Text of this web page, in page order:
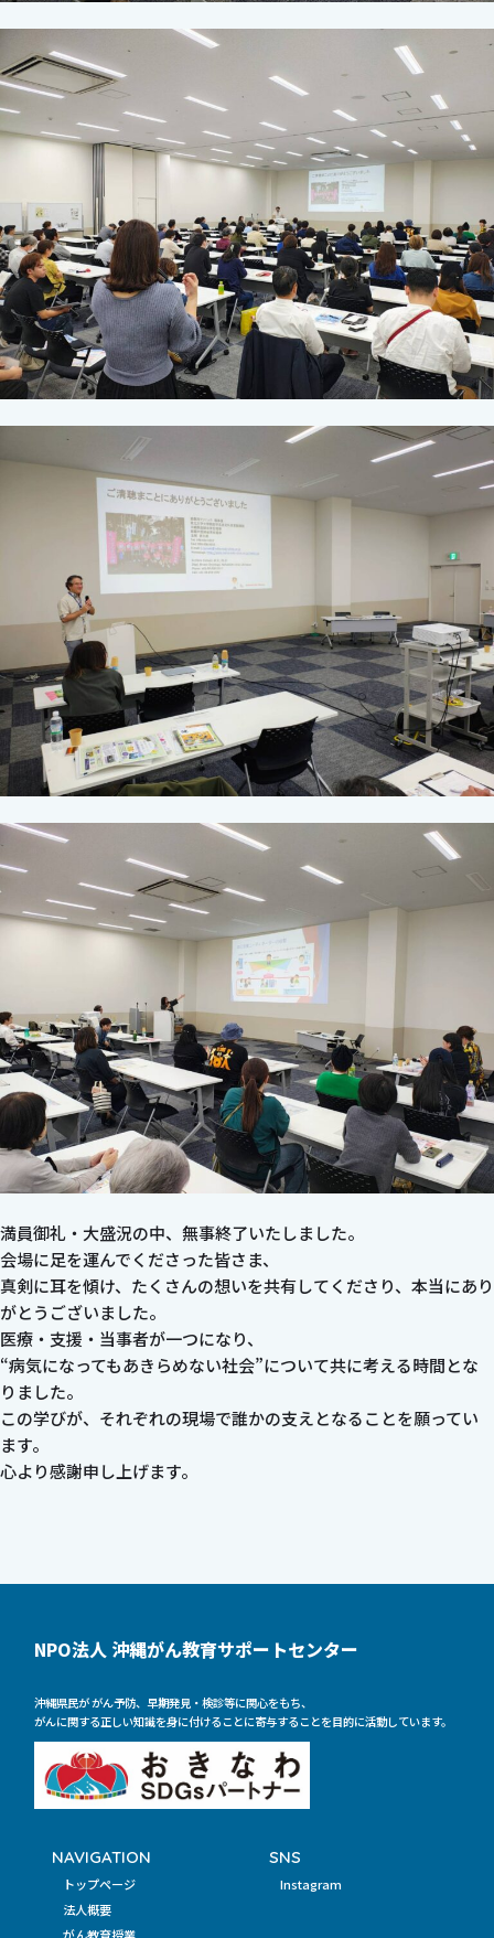
満員御礼・大盛況の中、無事終了いたしました。
会場に足を運んでくださった皆さま、
真剣に耳を傾け、たくさんの想いを共有してくださり、本当にあり
がとうございました。
医療・支援・当事者が一つになり、
“病気になってもあきらめない社会”について共に考える時間とな
りました。
この学びが、それぞれの現場で誰かの支えとなることを願ってい
ます。
心より感謝申し上げます。
NPO法人 沖縄がん教育サポートセンター
沖縄県民が がん予防、早期発見・検診等に関心をもち、
がんに関する正しい知識を身に付けることに寄与することを目的に活動しています。
NAVIGATION
トップページ
法人概要
SNS
Instagram